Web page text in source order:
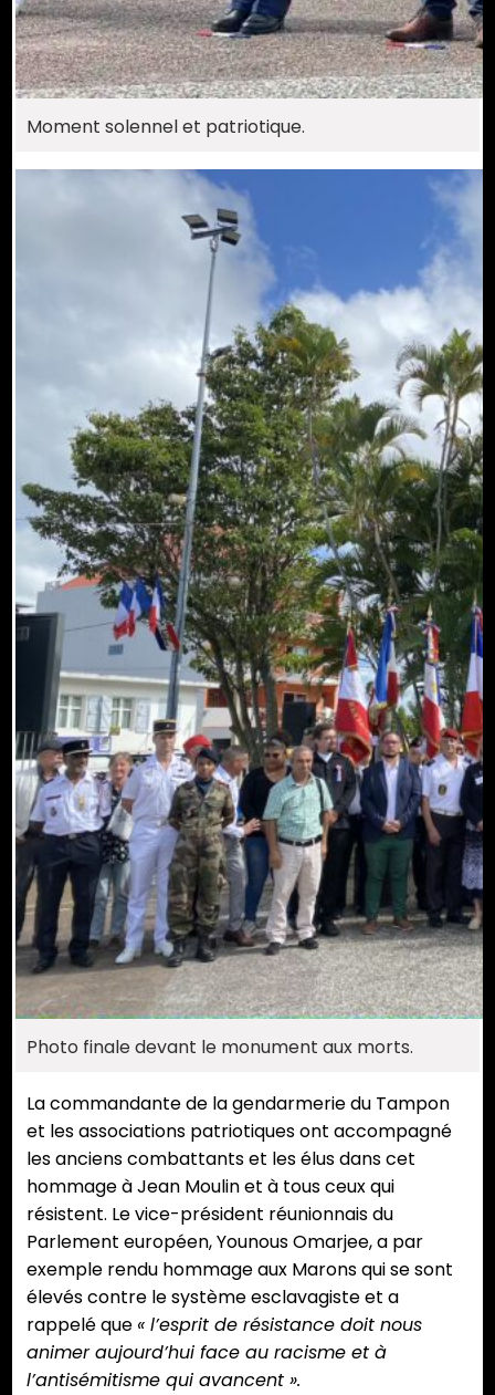
Moment solennel et patriotique.
Photo finale devant le monument aux morts.
La commandante de la gendarmerie du Tampon
et les associations patriotiques ont accompagné
les anciens combattants et les élus dans cet
hommage à Jean Moulin et à tous ceux qui
résistent. Le vice-président réunionnais du
Parlement européen, Younous Omarjee, a par
exemple rendu hommage aux Marons qui se sont
élevés contre le système esclavagiste et a
rappelé que« l’esprit de résistance doit nous
animer aujourd’hui face au racisme et à
l’antisémitisme qui avancent ».